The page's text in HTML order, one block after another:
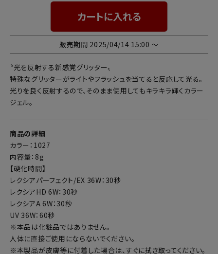
カートに入れる
販売期間 2025/04/14 15:00 〜
〝光を反射する新感覚グリッター〟
特殊なグリッターがライトやフラッシュを当てると反応して光る。
光りを良く反射するので、そのまま使用してもキラキラ輝くカラー
ジェル。
商品の詳細
カラー：1027
内容量：8g
【硬化時間】
レクシアパーフェクト/EX 36W：30秒
レクシアHD 6W：30秒
レクシアA 6W：30秒
UV 36W：60秒
※本品は化粧品ではありません。
人体に直接ご使用にならないでください。
※本製品が皮膚等に付着した場合は、すぐに拭き取ってください。